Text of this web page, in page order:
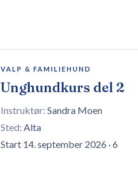
8 plasser igjen
VALP & FAMILIEHUND
Unghundkurs del 2
Instruktør: Sandra Moen
Sted: Alta
Start 14. september 2026 ·6